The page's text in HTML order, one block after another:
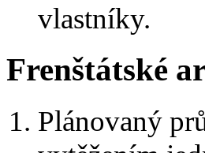
vlastníky.
Frenštátské
Plánovaný